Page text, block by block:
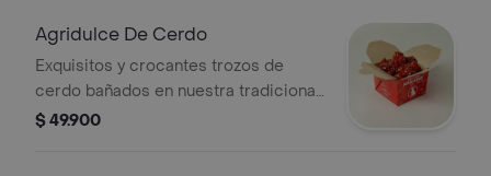
Agridulce De Cerdo
Exquisitos y crocantes trozos de
cerdo bañados en nuestra tradicional
salsa agridulce.
$ 49.900